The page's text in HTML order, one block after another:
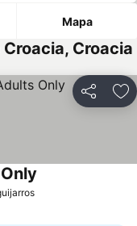
Mapa
Croacia
Compartir